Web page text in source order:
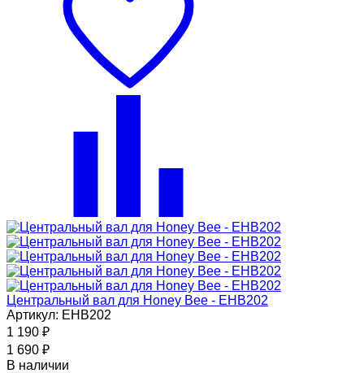
Центральный вал для Honey Bee - EHB202
Артикул: EHB202
1 190 ₽
1 690 ₽
В наличии